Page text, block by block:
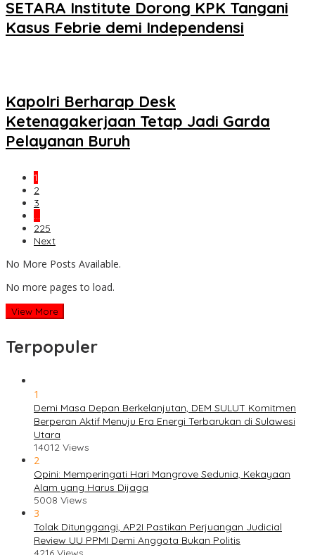
SETARA Institute Dorong KPK Tangani
Kasus Febrie demi Independensi
Kapolri Berharap Desk
Ketenagakerjaan Tetap Jadi Garda
Pelayanan Buruh
1
2
3
…
225
Next
No More Posts Available.
No more pages to load.
View More
Terpopuler
1
Demi Masa Depan Berkelanjutan, DEM SULUT Komitmen
Berperan Aktif Menuju Era Energi Terbarukan di Sulawesi
Utara
14012 Views
2
Opini: Memperingati Hari Mangrove Sedunia, Kekayaan
Alam yang Harus Dijaga
5008 Views
3
Tolak Ditunggangi, AP2I Pastikan Perjuangan Judicial
Review UU PPMI Demi Anggota Bukan Politis